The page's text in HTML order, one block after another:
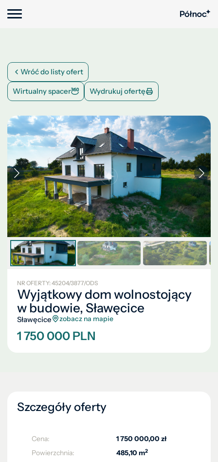
Wróć do listy ofert
Wirtualny spacer Wydrukuj ofertę
NR OFERTY: 45204/3877/ODS
Wyjątkowy dom wolnostojący
w budowie, Sławęcice
Sławęcice zobacz na mapie
1 750 000 PLN
Szczegóły oferty
Cena:
1 750 000,00 zł
Powierzchnia:
485,10 m2